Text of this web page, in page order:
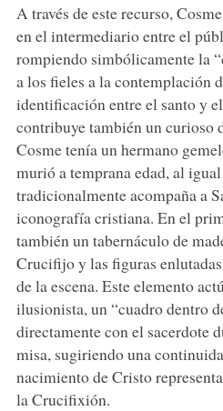
A través de este recurso,
en el intermediario entre el
rompiendo simbólicamente la
a los fieles a la contemplación
identificación entre el santo y
contribuye también un curioso
Cosme tenía un hermano
murió a temprana edad, al
tradicionalmente acompaña a
iconografía cristiana. En el
también un tabernáculo de
Crucifijo y las figuras
de la escena. Este elemento
ilusionista, un “cuadro dentro
directamente con el sacerdote
misa, sugiriendo una
nacimiento de Cristo
la Crucifixión.